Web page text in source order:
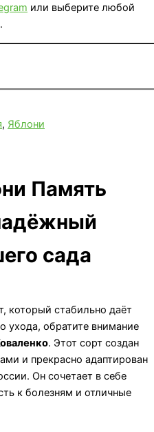
или выберите любой
.
, Яблони
Память
сада
который стабильно даёт
ухода, обратите внимание
. Этот сорт создан
и прекрасно адаптирован
Он сочетает в себе
к болезням и отличные